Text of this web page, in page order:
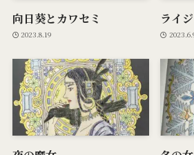
向日葵とカワセミ
2023.8.19
ライ